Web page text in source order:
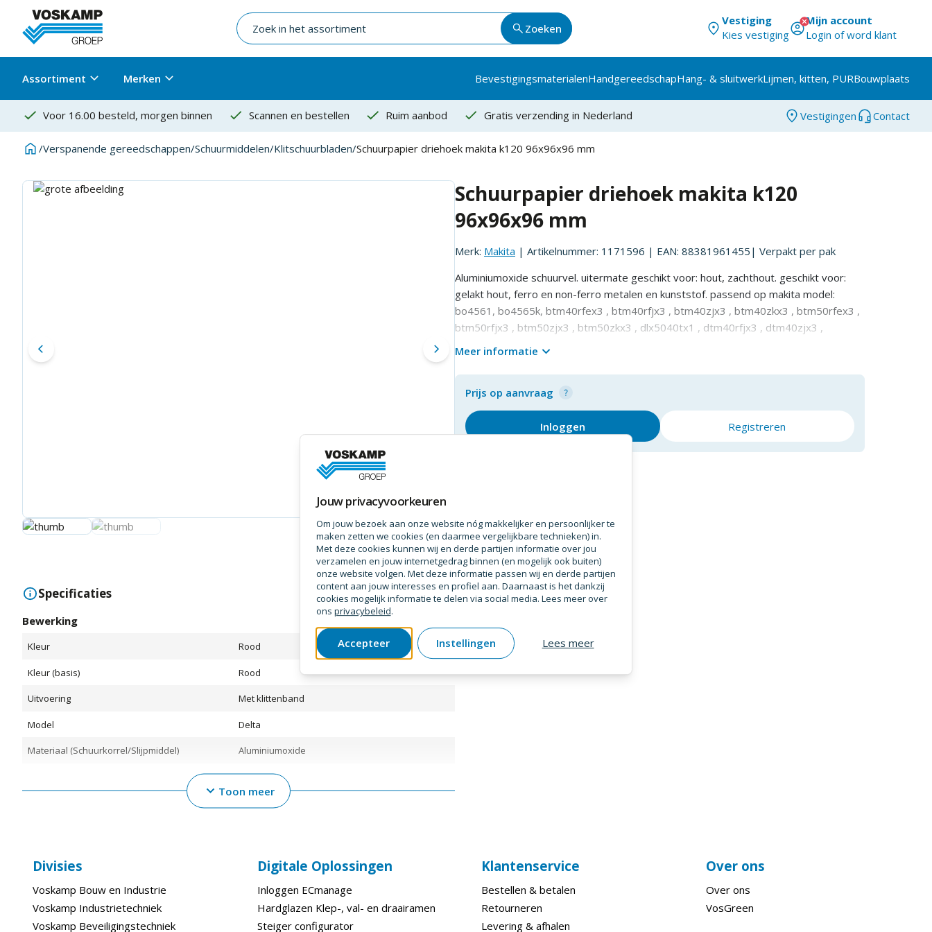
Zoeken
Vestiging
Kies vestiging
Mijn account
Login of word klant
Assortiment Merken BevestigingsmaterialenHandgereedschapHang- & sluitwerkLijmen, kitten, PURBouwplaats
Voor 16.00 besteld, morgen binnen Scannen en bestellen Ruim aanbod Gratis verzending in Nederland Vestigingen Contact
/Verspanende gereedschappen/Schuurmiddelen/Klitschuurbladen/Schuurpapier driehoek makita k120 96x96x96 mm
Schuurpapier driehoek makita k120
96x96x96 mm
Merk: Makita | Artikelnummer: 1171596 | EAN: 88381961455 | Verpakt per pak
Aluminiumoxide schuurvel. uitermate geschikt voor: hout, zachthout. geschikt voor:
gelakt hout, ferro en non-ferro metalen en kunststof. passend op makita model:
bo4561, bo4565k, btm40rfex3 , btm40rfjx3 , btm40zjx3 , btm40zkx3 , btm50rfex3 ,
btm50rfjx3 , btm50zjx3 , btm50zkx3 , dlx5040tx1 , dtm40rfjx3 , dtm40zjx3 ,
tm3010cx15 , tm3010cx15 , tm3010cx2j , tm30dsajx4 , tm30dsmjx4 , tm30dzjx4
Meer informatie
Prijs op aanvraag
Inloggen Registreren
Specificaties
Bewerking
Kleur Rood
Kleur (basis) Rood
Uitvoering Met klittenband
Model Delta
Materiaal (Schuurkorrel/Slijpmiddel) Aluminiumoxide
Afmetingen
Technische gegevens
Korrel
Toon meer
Divisies
Voskamp Bouw en Industrie
Voskamp Industrietechniek
Voskamp Beveiligingstechniek
Digitale Oplossingen
Inloggen ECmanage
Hardglazen Klep-, val- en draairamen
Steiger configurator
Klantenservice
Bestellen & betalen
Retourneren
Levering & afhalen
Over ons
Over ons
VosGreen
Jouw privacyvoorkeuren
Om jouw bezoek aan onze website nóg makkelijker en persoonlijker te
maken zetten we cookies (en daarmee vergelijkbare technieken) in.
Met deze cookies kunnen wij en derde partijen informatie over jou
verzamelen en jouw internetgedrag binnen (en mogelijk ook buiten)
onze website volgen. Met deze informatie passen wij en derde partijen
content aan jouw interesses en profiel aan. Daarnaast is het dankzij
cookies mogelijk informatie te delen via social media. Lees meer over
ons privacybeleid.
Accepteer Instellingen Lees meer